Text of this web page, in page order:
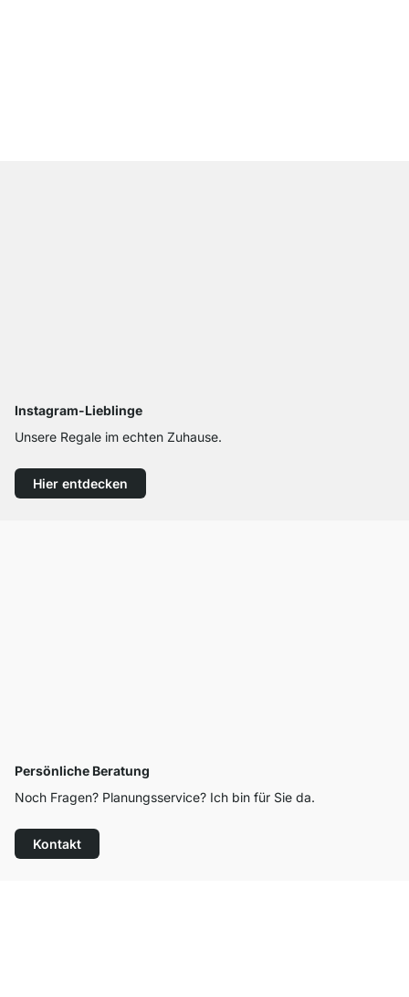
Instagram-Lieblinge
Unsere Regale im echten Zuhause.
Hier entdecken
Persönliche Beratung
Noch Fragen? Planungsservice? Ich bin für Sie da.
Kontakt